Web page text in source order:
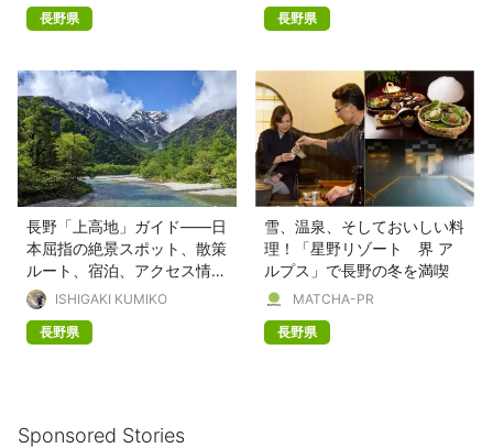
長野県
長野県
長野「上高地」ガイド——日
本屈指の絶景スポット、散策
ルート、宿泊、アクセス情報
などまとめ
ISHIGAKI KUMIKO
長野県
雪、温泉、そしておいしい料
理！「星野リゾート 界 ア
ルプス」で長野の冬を満喫
MATCHA-PR
長野県
Sponsored Stories